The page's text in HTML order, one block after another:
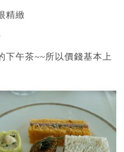
精緻
下午茶~~所以價錢基本上